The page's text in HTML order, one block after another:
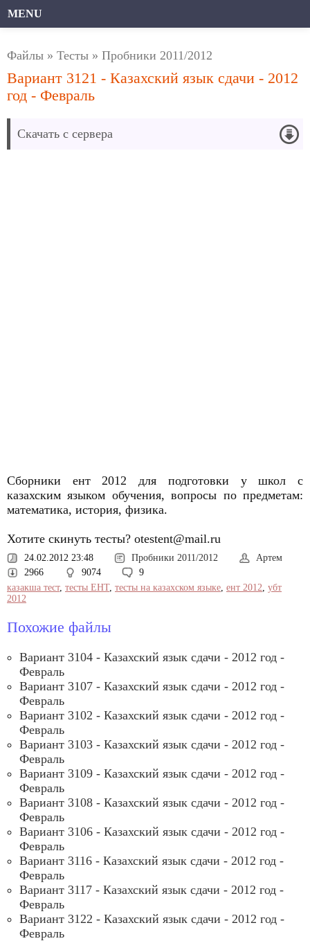
MENU
Файлы » Тесты » Пробники 2011/2012
Вариант 3121 - Казахский язык сдачи - 2012
год - Февраль
Скачать с сервера
Сборники ент 2012 для подготовки у школ с
казахским языком обучения, вопросы по предметам:
математика, история, физика.
Хотите скинуть тесты? otestent@mail.ru
24.02.2012 23:48 Пробники 2011/2012
Артем
2966
9074
9
казакша тест, тесты ЕНТ, тесты на казахском языке, ент 2012, убт
2012
Похожие файлы
Вариант 3104 - Казахский язык сдачи - 2012 год -
Февраль
Вариант 3107 - Казахский язык сдачи - 2012 год -
Февраль
Вариант 3102 - Казахский язык сдачи - 2012 год -
Февраль
Вариант 3103 - Казахский язык сдачи - 2012 год -
Февраль
Вариант 3109 - Казахский язык сдачи - 2012 год -
Февраль
Вариант 3108 - Казахский язык сдачи - 2012 год -
Февраль
Вариант 3106 - Казахский язык сдачи - 2012 год -
Февраль
Вариант 3116 - Казахский язык сдачи - 2012 год -
Февраль
Вариант 3117 - Казахский язык сдачи - 2012 год -
Февраль
Вариант 3122 - Казахский язык сдачи - 2012 год -
Февраль